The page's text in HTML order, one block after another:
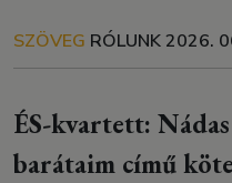
SZÖVEG RÓLUNK2026.
ÉS-kvartett:
barátaim című